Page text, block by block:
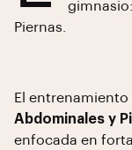
Piernas.
El entrenamiento
Abdominales y
enfocada en